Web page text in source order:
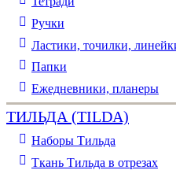
Ручки
Ластики, точилки,
Папки
Ежедневники, планеры
ТИЛЬДА (TILDA)
Наборы Тильда
Ткань Тильда в отрезах